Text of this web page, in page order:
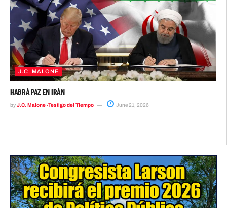
J.C. MALONE
HABRÁ PAZ EN IRÁN
byJ.C. Malone -Testigo del Tiempo June 21, 2026